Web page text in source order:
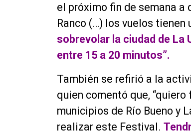
el próximo fin de semana a
Ranco (…) los vuelos tienen
sobrevolar la ciudad de La
entre 15 a 20 minutos”.
También se refirió a la
quien comentó que,
municipios de Río Bueno y
realizar este Festival.